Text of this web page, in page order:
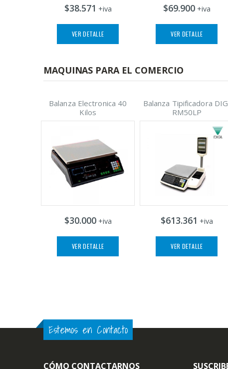
$38.571 +iva
VER DETALLE
$69.900+iva
VER DETALLE
MAQUINAS PARA EL COMERCIO
Balanza Electronica 40
Kilos
$30.000+iva
VER DETALLE
Balanza Tipificadora
RM50LP
$613.361 +iva
VER DETALLE
Estemos en Contacto
CÓMO CONTACTARNOS